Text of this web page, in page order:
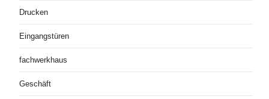
Drucken
Eingangstüren
fachwerkhaus
Geschäft